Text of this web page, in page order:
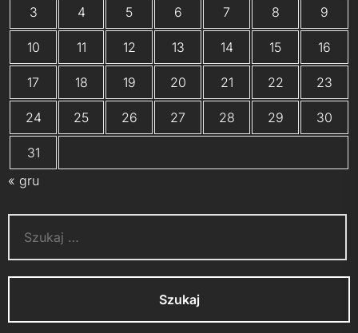
3 4 5 6 7 8 9
10 11 12 13 14 15 16
17 18 19 20 21 22 23
24 25 26 27 28 29 30
31
« gru